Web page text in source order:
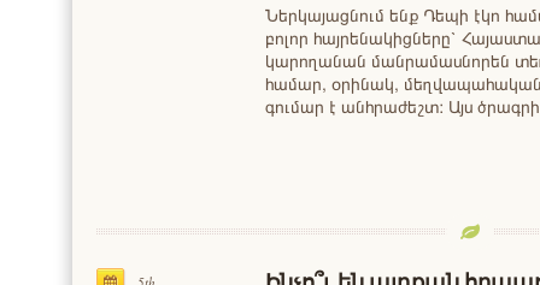
Ներկայացնում ենք Դեպի էկո
բոլոր հայրենակիցները՝
կարողանան մանրամասնորեն
համար, օրինակ,
գումար է անհրաժեշտ: Այս